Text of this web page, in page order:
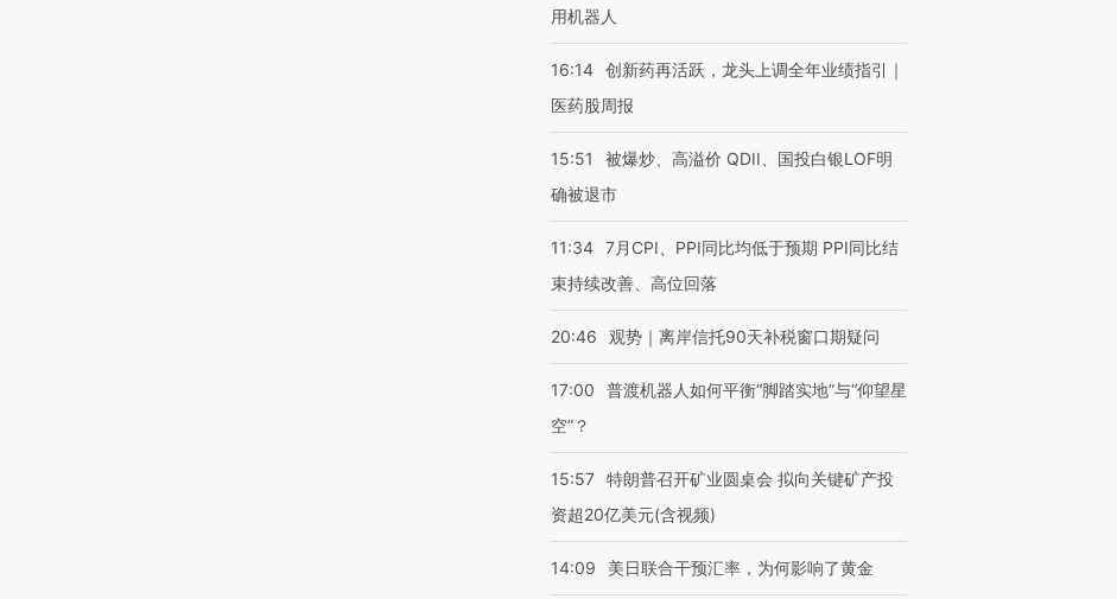
用机器人
16:14 创新药再活跃，龙头上调全年业绩指引｜
医药股周报
15:51
被爆炒、高溢价 QDII、国投白银LOF明
确被退市
11:34 7月CPI、PPI同比均低于预期 PPI同比结
束持续改善、高位回落
20:46 观势｜离岸信托90天补税窗口期疑问
17:00
普渡机器人如何平衡“脚踏实地”与“仰望星
空”？
15:57 特朗普召开矿业圆桌会 拟向关键矿产投
资超20亿美元(含视频)
14:09 美日联合干预汇率，为何影响了黄金